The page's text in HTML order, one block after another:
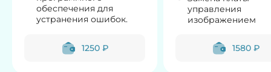
обеспечения для
устранения ошибок.
1250 ₽
управления
изображением
1580 ₽